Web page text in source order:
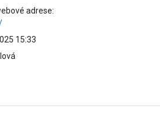
adrese:
15:33